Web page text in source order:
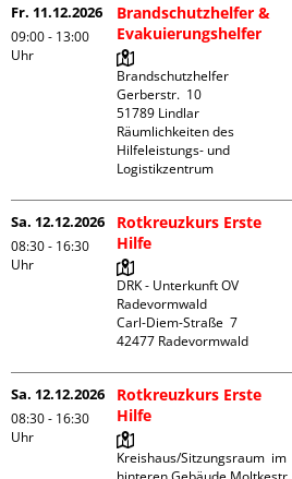
Fr. 11.12.2026
09:00 - 13:00
Uhr
Brandschutzhelfer &
Evakuierungshelfer
Brandschutzhelfer
Gerberstr.  10
51789 Lindlar
Räumlichkeiten des
Hilfeleistungs- und
Logistikzentrum
Sa. 12.12.2026
08:30 - 16:30
Uhr
Rotkreuzkurs Erste
Hilfe
DRK - Unterkunft OV
Radevormwald
Carl-Diem-Straße  7
Sa. 12.12.2026
08:30 - 16:30
Uhr
Rotkreuzkurs Erste
Hilfe
Kreishaus/Sitzungsraum  im